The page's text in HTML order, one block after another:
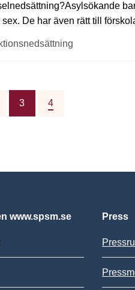
De har även rätt till
3 4
www.spsm.se Press